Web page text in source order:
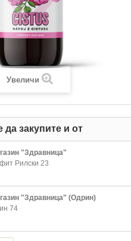
Увеличи
да закупите и от
"Здравница"
Рилски 23
"Здравница" (Одрин)
74